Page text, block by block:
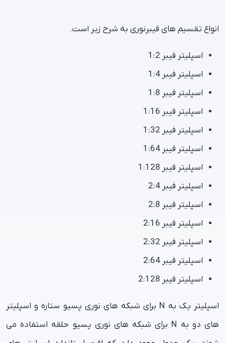
انواع تقسیم های فیبرنوری به شرح زیر است.
اسپلیتر فیبر 1:2
اسپلیتر فیبر 1:4
اسپلیتر فیبر 1:8
اسپلیتر فیبر 1:16
اسپلیتر فیبر 1:32
اسپلیتر فیبر 1:64
اسپلیتر فیبر 1:128
اسپلیتر فیبر 2:4
اسپلیتر فیبر 2:8
اسپلیتر فیبر 2:16
اسپلیتر فیبر 2:32
اسپلیتر فیبر 2:64
اسپلیتر فیبر 2:128
اسپلیتر یک به N برای شبکه های نوری پسیو ستاره و اسپلیتر
های دو به N برای شبکه های نوری پسیو حلقه استفاده می